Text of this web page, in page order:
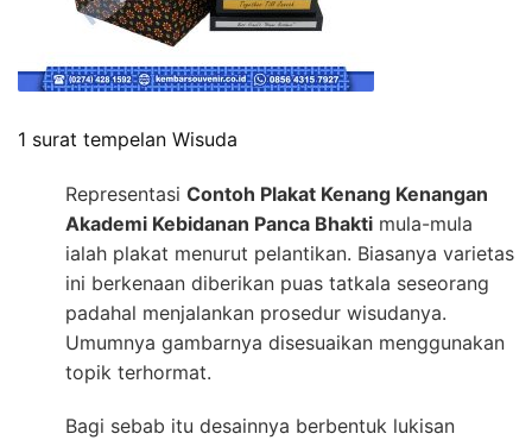
1 surat tempelan Wisuda
Representasi Contoh Plakat Kenang Kenangan
Akademi Kebidanan Panca Bhakti mula-mula
ialah plakat menurut pelantikan. Biasanya varietas
ini berkenaan diberikan puas tatkala seseorang
padahal menjalankan prosedur wisudanya.
Umumnya gambarnya disesuaikan menggunakan
topik terhormat.
Bagi sebab itu desainnya berbentuk lukisan